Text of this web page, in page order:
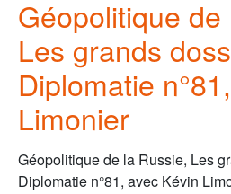
Géopolitique de
Les grands
Diplomatie
Limonier
Géopolitique de la Russie, Les
Diplomatie n°81, avec Kévin